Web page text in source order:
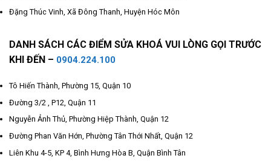
Đặng Thúc Vinh, Xã Đông Thanh, Huyện Hóc Môn
DANH SÁCH CÁC ĐIỂM SỬA KHOÁ VUI LÒNG GỌI TRƯỚC
KHI ĐẾN – 0904.224.100
Tô Hiến Thành, Phường 15, Quận 10
Đường 3/2 , P12, Quận 11
Nguyễn Ảnh Thủ, Phường Hiệp Thành, Quận 12
Đường Phan Văn Hớn, Phường Tân Thới Nhất, Quận 12
Liên Khu 4-5, KP 4, Bình Hưng Hòa B, Quận Bình Tân